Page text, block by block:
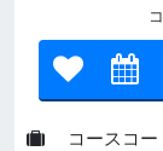
コースコ